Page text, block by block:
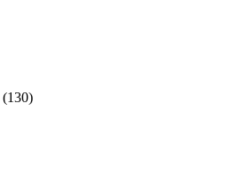
(130)